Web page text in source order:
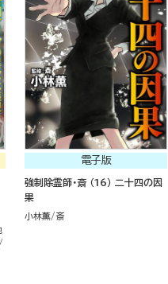
電子版
強制除霊師・斎 （16） 二十四の因
果
小林薫 斎